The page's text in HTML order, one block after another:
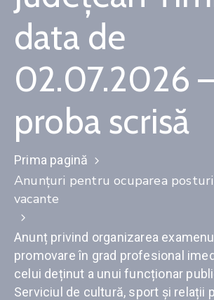
data de
02.07.2026
proba scrisă
Prima pagină
Anunţuri pentru ocuparea
vacante
Anunț privind organizarea
promovare în grad profesional
celui deținut a unui funcționar
Serviciul de cultură, sport și relații